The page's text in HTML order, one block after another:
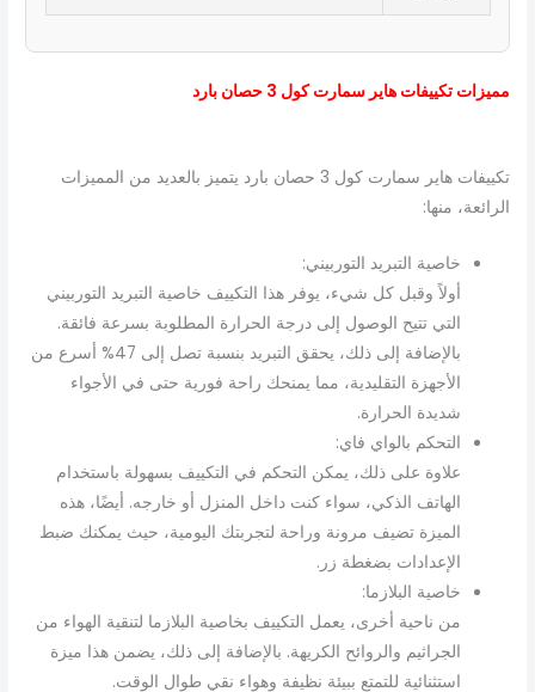
مميزات تكييفات هاير سمارت كول 3 حصان بارد
تكييفات هاير سمارت كول 3 حصان بارد يتميز بالعديد من المميزات
الرائعة، منها:
خاصية التبريد التوربيني:
أولاً وقبل كل شيء، يوفر هذا التكييف خاصية التبريد التوربيني
التي تتيح الوصول إلى درجة الحرارة المطلوبة بسرعة فائقة.
بالإضافة إلى ذلك، يحقق التبريد بنسبة تصل إلى 47% أسرع من
الأجهزة التقليدية، مما يمنحك راحة فورية حتى في الأجواء
شديدة الحرارة.
التحكم بالواي فاي:
علاوة على ذلك، يمكن التحكم في التكييف بسهولة باستخدام
الهاتف الذكي، سواء كنت داخل المنزل أو خارجه. أيضًا، هذه
الميزة تضيف مرونة وراحة لتجربتك اليومية، حيث يمكنك ضبط
الإعدادات بضغطة زر.
خاصية البلازما:
من ناحية أخرى، يعمل التكييف بخاصية البلازما لتنقية الهواء من
الجراثيم والروائح الكريهة. بالإضافة إلى ذلك، يضمن هذا ميزة
استثنائية للتمتع ببيئة نظيفة وهواء نقي طوال الوقت.